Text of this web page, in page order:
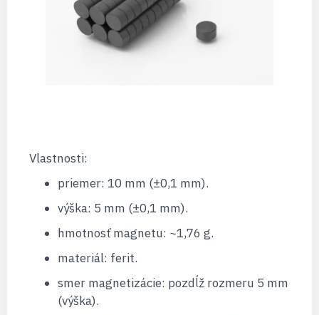
Vlastnosti:
priemer: 10 mm (±0,1 mm).
výška: 5 mm (±0,1 mm).
hmotnosť magnetu: ~1,76 g.
materiál: ferit.
smer magnetizácie: pozdĺž rozmeru 5 mm
(výška).